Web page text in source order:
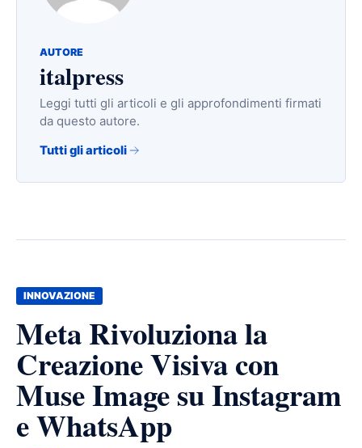
AUTORE
italpress
Leggi tutti gli articoli e gli approfondimenti firmati
da questo autore.
Tutti gli articoli
INNOVAZIONE
Meta Rivoluziona la
Creazione Visiva con
Muse Image su Instagram
e WhatsApp